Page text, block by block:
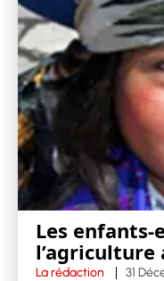
Les enfants-
l’agriculture
La rédaction 31